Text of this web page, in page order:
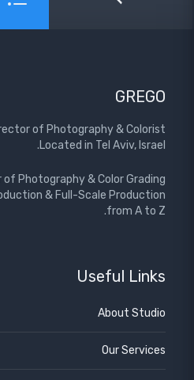
GREGO
of Photography & Colorist
Located in Tel Aviv, Israel.
of Photography & Color Grading
& Full-Scale Production
from A to Z.
Useful Links
About Studio
Our Services